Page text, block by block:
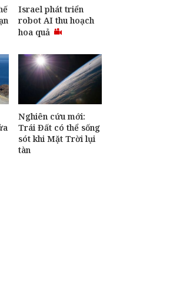
Gà lôi lam mào trắng
trở về Quảng Trị -
loài chim đặc hữu
Việt Nam
Muốn làm việc hiệu
quả hơn? Hãy thử
ngồi thẳng lưng
Israel phát triển
robot AI thu hoạch
hoa quả
Nghiên cứu mới:
Trái Đất có thể sống
sót khi Mặt Trời lụi
tàn